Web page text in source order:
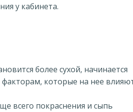
у кабинета.
более сухой, начинается
которые на нее
всего покраснения и сыпь